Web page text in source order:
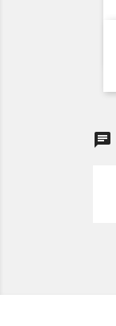
chat